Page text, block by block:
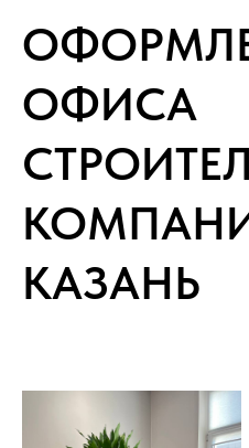
ОФИСА
КАЗАНЬ